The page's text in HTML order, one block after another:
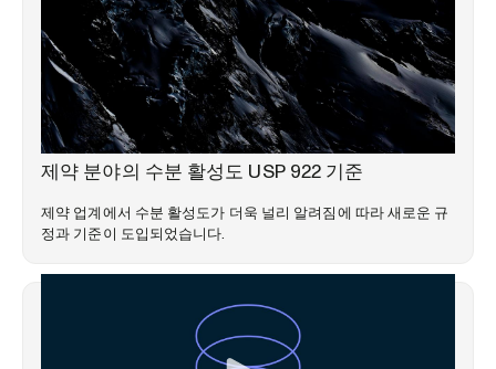
전문 지식 라이브러리
제약 분야의 수분 활성도 USP 922 기준
제약 업계에서 수분 활성도가 더욱 널리 알려짐에 따라 새로운 규
정과 기준이 도입되었습니다.